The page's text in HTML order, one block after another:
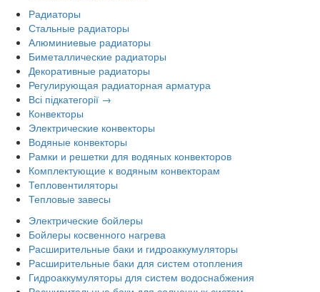
Радиаторы
Стальные радиаторы
Алюминиевые радиаторы
Биметаллические радиаторы
Декоративные радиаторы
Регулирующая радиаторная арматура
Всі підкатегорії →
Конвекторы
Электрические конвекторы
Водяные конвекторы
Рамки и решетки для водяных конвекторов
Комплектующие к водяным конвекторам
Тепловентиляторы
Тепловые завесы
Электрические бойлеры
Бойлеры косвенного нагрева
Расширительные баки и гидроаккумуляторы
Расширительные баки для систем отопления
Гидроаккумуляторы для систем водоснабжения